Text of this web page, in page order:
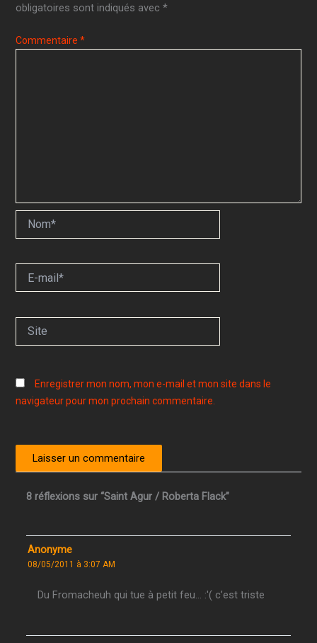
obligatoires sont indiqués avec*
Commentaire*
mail*
Enregistrer mon nom, mon e-mail et mon site dans le
navigateur pour mon prochain commentaire.
8 réflexions sur “Saint Agur / Roberta Flack”
Anonyme
08/05/2011 à 3:07 AM
Du Fromacheuh qui tue à petit feu… :'( c’est triste